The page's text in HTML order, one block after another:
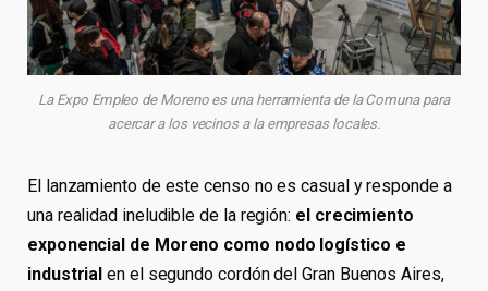
La Expo Empleo de Moreno es una herramienta de la Comuna para
acercar a los vecinos a la empresas locales.
El lanzamiento de este censo no es casual y responde a
una realidad ineludible de la región: el crecimiento
exponencial de Moreno como nodo logístico e
industrial en el segundo cordón del Gran Buenos Aires,